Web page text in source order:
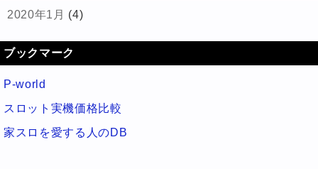
2020年1月 (4)
ブックマーク
P-world
スロット実機価格比較
家スロを愛する人のDB